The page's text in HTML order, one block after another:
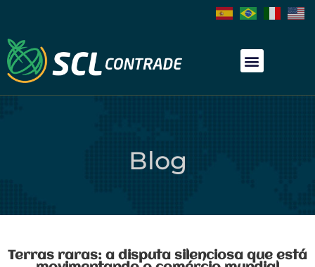
Blog
Terras raras: a disputa silenciosa que está